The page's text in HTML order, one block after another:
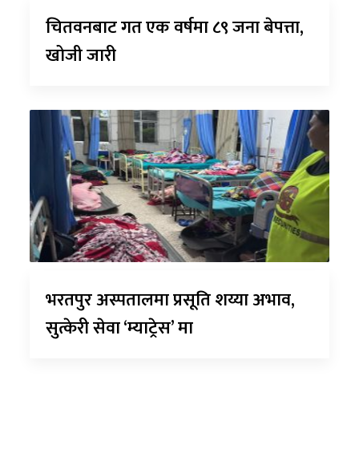
चितवनबाट गत एक वर्षमा ८९ जना बेपत्ता,
खोजी जारी
भरतपुर अस्पतालमा प्रसूति शय्या अभाव,
सुत्केरी सेवा ‘म्याट्रेस’ मा